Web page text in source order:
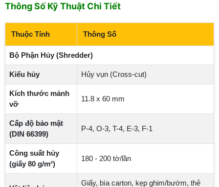
Thông Số Kỹ Thuật Chi Tiết
Thuộc Tính Thông Số
Bộ Phận Hủy (Shredder)
Kiểu hủy Hủy vụn (Cross-cut)
Kích thước mảnh
vỡ
11.8 x 60 mm
Cấp độ bảo mật
(DIN 66399)
P-4, O-3, T-4, E-3, F-1
Công suất hủy
(giấy 80 g/m²)
180 - 200 tờ/lần
Giấy, bìa carton, kẹp ghim/bướm, thẻ